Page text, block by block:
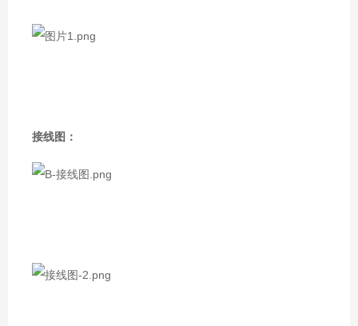
接线图：